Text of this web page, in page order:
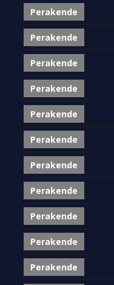
Perakende
Perakende
Perakende
Perakende
Perakende
Perakende
Perakende
Perakende
Perakende
Perakende
Perakende